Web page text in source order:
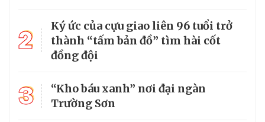
2
Ký ức của cựu giao liên 96 tuổi trở
thành “tấm bản đồ” tìm hài cốt
đồng đội
3
“Kho báu xanh” nơi đại ngàn
Trường Sơn